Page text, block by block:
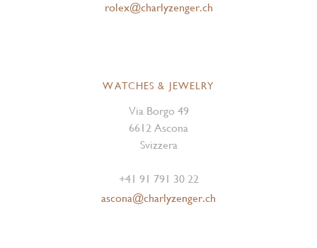
rolex@charlyzenger.ch
WATCHES & JEWELRY
Via Borgo 49
6612 Ascona
Svizzera
+41 91 791 30 22
ascona@charlyzenger.ch